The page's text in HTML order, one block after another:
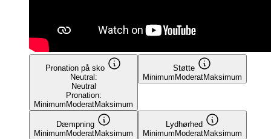
Pronation på sko
Neutral:
Neutral
Pronation:
Minimum ModeratMaksimum
Støtte
Minimum ModeratMaksimum
Dæmpning
Minimum ModeratMaksimum
Lydhørhed
Minimum ModeratMaksimum